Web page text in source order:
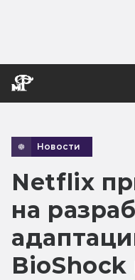
Новости
Netflix
на
BioShock